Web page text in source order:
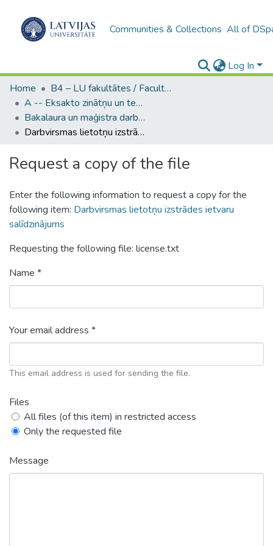
Communities & Collections All of
Log In
Home
B4 – LU fakultātes / Faculties of the UL
A -- Eksakto zinātņu un tehnoloģiju fakultāte / Faculty of Science and Technology
Bakalaura un maģistra darbi (EZTF) / Bachelor's and Master's theses
Darbvirsmas lietotņu izstrādes ietvaru salīdzinājums
Request a copy of the file
Enter the following information to request a copy for the
following item: Darbvirsmas lietotņu izstrādes ietvaru
salīdzinājums
Requesting the following file: license.txt
Name *
Your email address *
This email address is used for sending the file.
Files
All files (of this item) in restricted access
Only the requested file
Message